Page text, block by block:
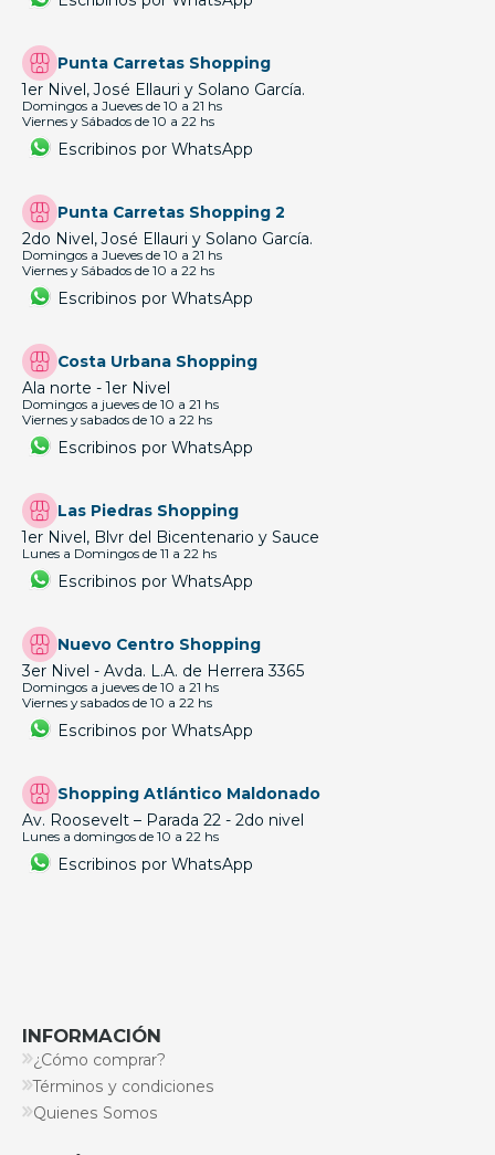
Punta Carretas Shopping
1er Nivel, José Ellauri y Solano García.
Domingos a Jueves de 10 a 21 hs
Viernes y Sábados de 10 a 22 hs
Escribinos por WhatsApp
Punta Carretas Shopping 2
2do Nivel, José Ellauri y Solano García.
Domingos a Jueves de 10 a 21 hs
Viernes y Sábados de 10 a 22 hs
Escribinos por WhatsApp
Costa Urbana Shopping
Ala norte - 1er Nivel
Domingos a jueves de 10 a 21 hs
Viernes y sabados de 10 a 22 hs
Escribinos por WhatsApp
Las Piedras Shopping
1er Nivel, Blvr del Bicentenario y Sauce
Lunes a Domingos de 11 a 22 hs
Escribinos por WhatsApp
Nuevo Centro Shopping
3er Nivel - Avda. L.A. de Herrera 3365
Domingos a jueves de 10 a 21 hs
Viernes y sabados de 10 a 22 hs
Escribinos por WhatsApp
Shopping Atlántico Maldonado
Av. Roosevelt – Parada 22 - 2do nivel
Lunes a domingos de 10 a 22 hs
Escribinos por WhatsApp
INFORMACIÓN
¿Cómo comprar?
Términos y condiciones
Quienes Somos